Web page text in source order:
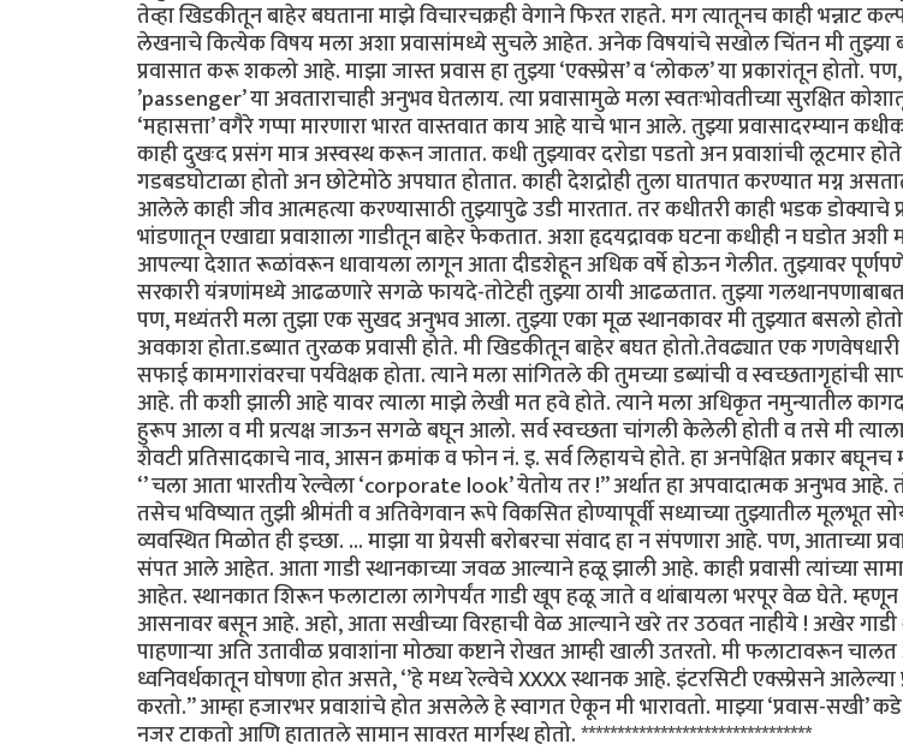
तेव्हा खिडकीतून बाहेर बघताना माझे विचारचक्रही वेगाने फिरत राहते. मग त्यातूनच काही भन्नाट
लेखनाचे कित्येक विषय मला अशा प्रवासांमध्ये सुचले आहेत. अनेक विषयांचे सखोल चिंतन मी तुझ्या
प्रवासात करू शकलो आहे. माझा जास्त प्रवास हा तुझ्या ‘एक्स्प्रेस’ व ‘लोकल’ या प्रकारांतून होतो.
’passenger’ या अवताराचाही अनुभव घेतलाय. त्या प्रवासामुळे मला स्वतःभोवतीच्या सुरक्षित
‘महासत्ता’ वगैरे गप्पा मारणारा भारत वास्तवात काय आहे याचे भान आले. तुझ्या प्रवासादरम्यान
काही दुखःद प्रसंग मात्र अस्वस्थ करून जातात. कधी तुझ्यावर दरोडा पडतो अन प्रवाशांची लूटमार
गडबडघोटाळा होतो अन छोटेमोठे अपघात होतात. काही देशद्रोही तुला घातपात करण्यात मग्न
आलेले काही जीव आत्महत्या करण्यासाठी तुझ्यापुढे उडी मारतात. तर कधीतरी काही भडक डोक्याचे
भांडणातून एखाद्या प्रवाशाला गाडीतून बाहेर फेकतात. अशा हृदयद्रावक घटना कधीही न घडोत अशी
आपल्या देशात रूळांवरून धावायला लागून आता दीडशेहून अधिक वर्षे होऊन गेलीत. तुझ्यावर
सरकारी यंत्रणांमध्ये आढळणारे सगळे फायदे-तोटेही तुझ्या ठायी आढळतात. तुझ्या
पण, मध्यंतरी मला तुझा एक सुखद अनुभव आला. तुझ्या एका मूळ स्थानकावर मी तुझ्यात बसलो
अवकाश होता.डब्यात तुरळक प्रवासी होते. मी खिडकीतून बाहेर बघत होतो.तेवढ्यात एक
सफाई कामगारांवरचा पर्यवेक्षक होता. त्याने मला सांगितले की तुमच्या डब्यांची व स्वच्छतागृहांची
आहे. ती कशी झाली आहे यावर त्याला माझे लेखी मत हवे होते. त्याने मला अधिकृत नमुन्यातील
हुरूप आला व मी प्रत्यक्ष जाऊन सगळे बघून आलो. सर्व स्वच्छता चांगली केलेली होती व तसे मी
शेवटी प्रतिसादकाचे नाव, आसन क्रमांक व फोन नं. इ. सर्व लिहायचे होते. हा अनपेक्षित प्रकार
‘’ चला आता भारतीय रेल्वेला ‘corporate look’ येतोय तर !” अर्थात हा अपवादात्मक अनुभव आहे.
तसेच भविष्यात तुझी श्रीमंती व अतिवेगवान रूपे विकसित होण्यापूर्वी सध्याच्या तुझ्यातील मूलभूत सोयी
व्यवस्थित मिळोत ही इच्छा. ... माझा या प्रेयसी बरोबरचा संवाद हा न संपणारा आहे. पण, आताच्या
संपत आले आहेत. आता गाडी स्थानकाच्या जवळ आल्याने हळू झाली आहे. काही प्रवासी त्यांच्या
आहेत. स्थानकात शिरून फलाटाला लागेपर्यंत गाडी खूप हळू जाते व थांबायला भरपूर वेळ घेते.
आसनावर बसून आहे. अहो, आता सखीच्या विरहाची वेळ आल्याने खरे तर उठवत नाहीये ! अखेर
पाहणाऱ्या अति उतावीळ प्रवाशांना मोठ्या कष्टाने रोखत आम्ही खाली उतरतो. मी फलाटावरून
ध्वनिवर्धकातून घोषणा होत असते, ‘’हे मध्य रेल्वेचे XXXX स्थानक आहे. इंटरसिटी एक्स्प्रेसने आलेल्या
करतो.’’ आम्हा हजारभर प्रवाशांचे होत असलेले हे स्वागत ऐकून मी भारावतो. माझ्या ‘प्रवास-सखी’
नजर टाकतो आणि हातातले सामान सावरत मार्गस्थ होतो. ********************************